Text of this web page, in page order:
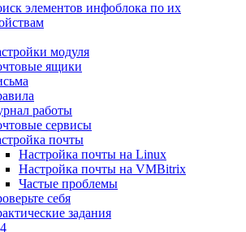
элементов инфоблока по их
модуля
ящики
работы
сервисы
почты
Настройка почты на Linux
Настройка почты на VMBitrix
Частые проблемы
себя
задания